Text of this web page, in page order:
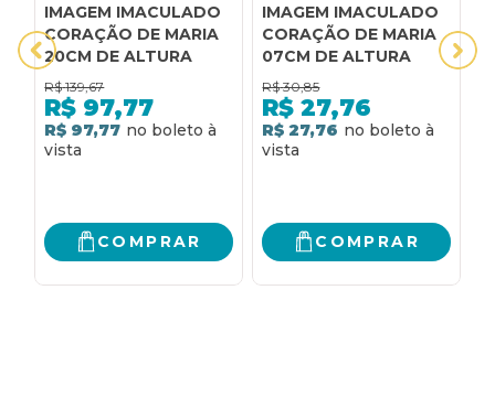
IMAGEM IMACULADO
CORAÇÃO DE MARIA
20CM DE ALTURA
R$ 139,67
R$ 97,77
R$ 97,77
COMPRAR
IMAGEM IMACULADO
CORAÇÃO DE MARIA
07CM DE ALTURA
R$ 30,85
R$ 27,76
R$ 27,76
COMPRAR